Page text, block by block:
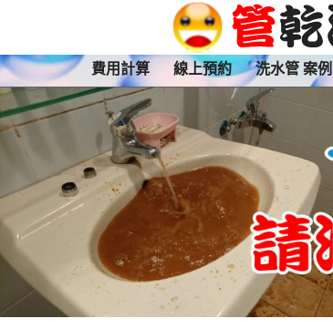
費用計算 線上預約 洗水管 案例